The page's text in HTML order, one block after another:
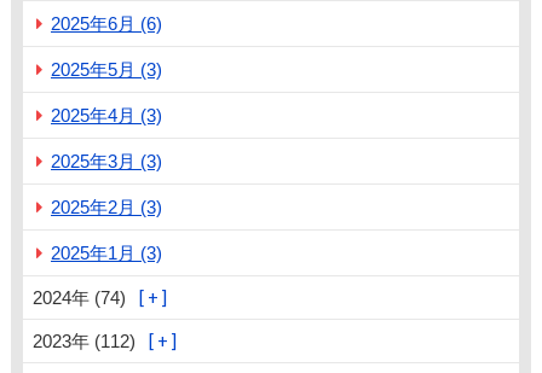
2025年6月 (6)
2025年5月 (3)
2025年4月 (3)
2025年3月 (3)
2025年2月 (3)
2025年1月 (3)
2024年 (74)
2023年 (112)